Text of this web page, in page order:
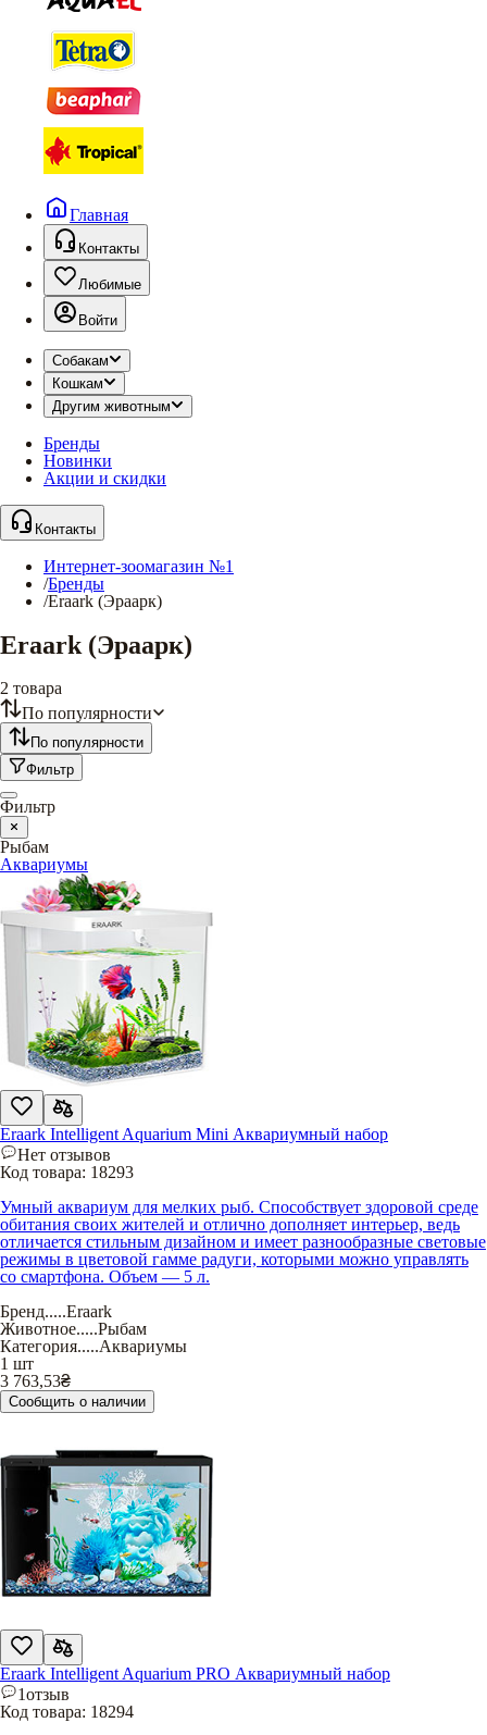
Главная
Контакты
Любимые
Войти
Собакам
Кошкам
Другим животным
Бренды
Новинки
Акции и скидки
Контакты
Интернет-зоомагазин №1
/Бренды
/Eraark (Эраарк)
Eraark (Эраарк)
2 товара
По популярности
По популярности
Фильтр
Фильтр
Рыбам
Аквариумы
Eraark Intelligent Aquarium Mini Аквариумный набор
Нет отзывов
Код товара: 18293
Умный аквариум для мелких рыб. Способствует здоровой среде
обитания своих жителей и отлично дополняет интерьер, ведь
отличается стильным дизайном и имеет разнообразные световые
режимы в цветовой гамме радуги, которыми можно управлять
со смартфона. Объем — 5 л.
Бренд.....Eraark
Животное.....Рыбам
Категория.....Аквариумы
1 шт
3 763,53₴
Сообщить о наличии
Eraark Intelligent Aquarium PRO Аквариумный набор
1отзыв
Код товара: 18294